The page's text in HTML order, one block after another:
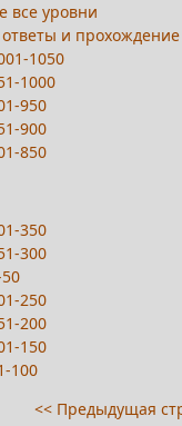
все уровни
и прохождение
1050
1000
950
900
850
350
300
250
200
150
100
<< Предыдущая